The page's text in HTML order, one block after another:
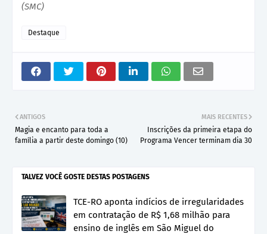
(SMC)
Destaque
MAIS RECENTES
Inscrições da primeira etapa do
Programa Vencer terminam dia 30
ANTIGOS
Magia e encanto para toda a
família a partir deste domingo (10)
TALVEZ VOCÊ GOSTE DESTAS POSTAGENS
TCE-RO aponta indícios de irregularidades
em contratação de R$ 1,68 milhão para
ensino de inglês em São Miguel do